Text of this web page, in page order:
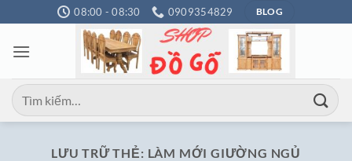
qua
nội
08:00 - 08:30 0909354829 BLOG
Tìm
kiếm:
LƯU TRỮ THẺ: LÀM MỚI GIƯỜNG NGỦ